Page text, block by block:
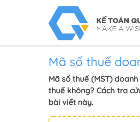
Mã số thuế
Mã số thuế (MST)
thuế không? Cách tra
bài viết này.